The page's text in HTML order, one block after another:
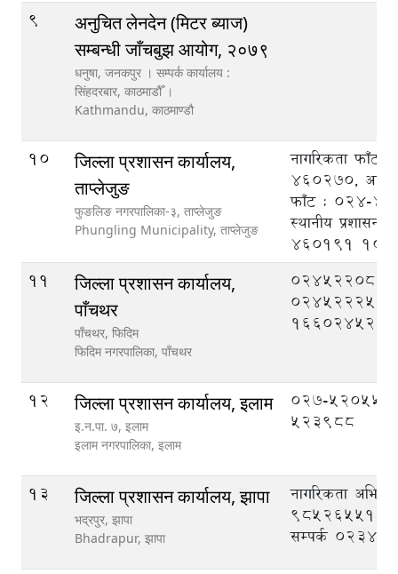
9
अनुचित लेनदेन (मिटर ब्याज)
सम्बन्धी जाँचबुझ आयोग, २०७९
धनुषा, जनकपुर । सम्पर्क कार्यालय :
सिंहदरबार, काठमाडौँ ।
Kathmandu, काठमाण्डौ
10
जिल्ला प्रशासन कार्यालय,
ताप्लेजुङ
फुङलिङ नगरपालिका-३, ताप्लेजुङ
Phungling Municipality, ताप्लेजुङ
नागरिकता फाँट
460270,
फाँट : 024-
स्थानीय
460191 100
11
जिल्ला प्रशासन कार्यालय,
पाँचथर
पाँचथर, फिदिम
फिदिम नगरपालिका, पाँचथर
०२४५२२०८८,
०२४५२२२५०
12 जिल्ला प्रशासन कार्यालय, इलाम
इ‍‍‍‌.न.पा. ७, इलाम
इलाम नगरपालिका, इलाम
027-
523988
13 जिल्ला प्रशासन कार्यालय, झापा
भद्रपुर, झापा
Bhadrapur, झापा
नागरिकता
9852655125,
सम्पर्क